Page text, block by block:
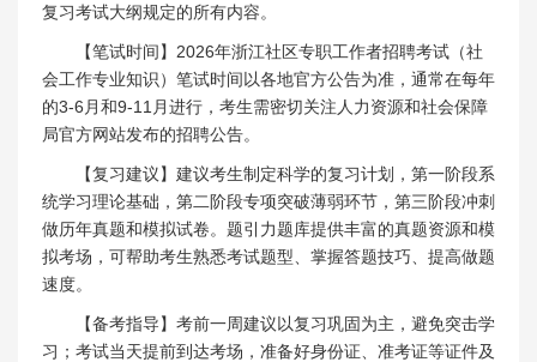
复习考试大纲规定的所有内容。
【笔试时间】2026年浙江社区专职工作者招聘考试（社
会工作专业知识）笔试时间以各地官方公告为准，通常在每年
的3-6月和9-11月进行，考生需密切关注人力资源和社会保障
局官方网站发布的招聘公告。
【复习建议】建议考生制定科学的复习计划，第一阶段系
统学习理论基础，第二阶段专项突破薄弱环节，第三阶段冲刺
做历年真题和模拟试卷。题引力题库提供丰富的真题资源和模
拟考场，可帮助考生熟悉考试题型、掌握答题技巧、提高做题
速度。
【备考指导】考前一周建议以复习巩固为主，避免突击学
习；考试当天提前到达考场，准备好身份证、准考证等证件及